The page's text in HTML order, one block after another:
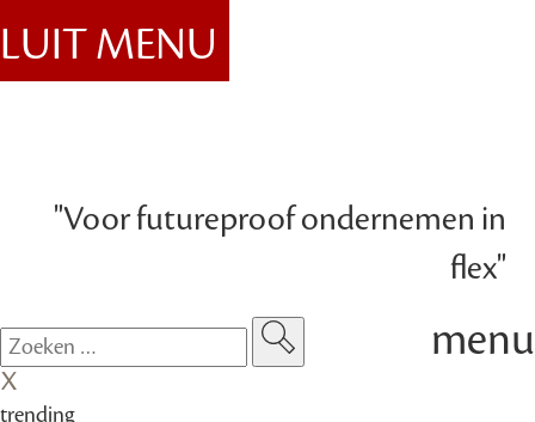
"Voor futureproof ondernemen in
flex"
MENU
menu
trending